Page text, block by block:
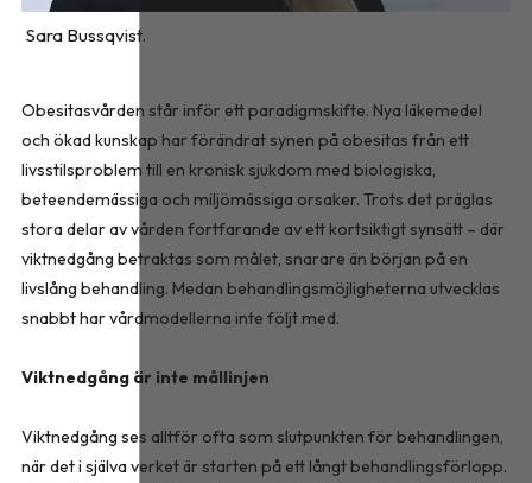
Sara Bussqvist.
Obesitasvården står inför ett paradigmskifte. Nya läkemedel
och ökad kunskap har förändrat synen på obesitas från ett
livsstilsproblem till en kronisk sjukdom med biologiska,
beteendemässiga och miljömässiga orsaker. Trots det präglas
stora delar av vården fortfarande av ett kortsiktigt synsätt – där
viktnedgång betraktas som målet, snarare än början på en
livslång behandling. Medan behandlingsmöjligheterna utvecklas
snabbt har vårdmodellerna inte följt med.
Viktnedgång är inte mållinjen
Viktnedgång ses alltför ofta som slutpunkten för behandlingen,
när det i själva verket är starten på ett långt behandlingsförlopp.